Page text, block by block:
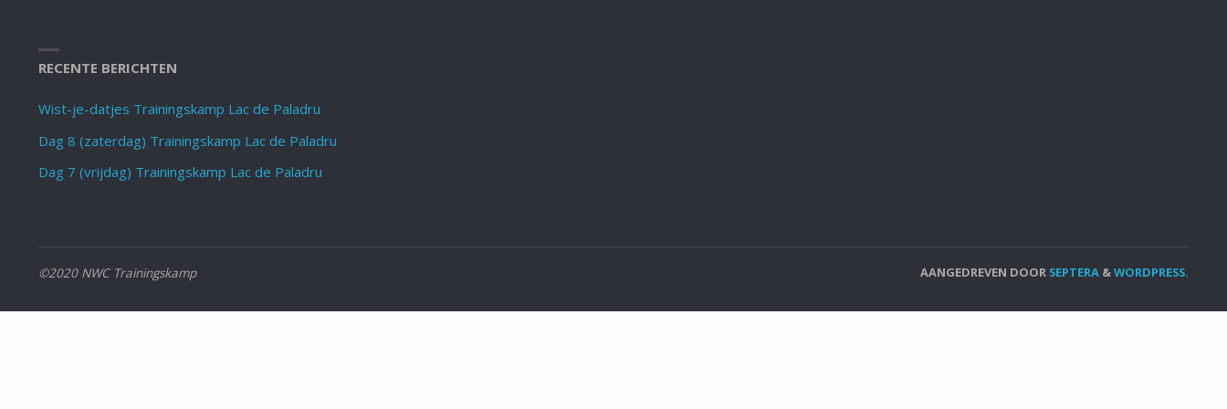
RECENTE BERICHTEN
Wist-je-datjes Trainingskamp Lac de Paladru
Dag 8 (zaterdag) Trainingskamp Lac de Paladru
Dag 7 (vrijdag) Trainingskamp Lac de Paladru
©2020 NWC Trainingskamp AANGEDREVEN DOOR SEPTERA &WORDPRESS.